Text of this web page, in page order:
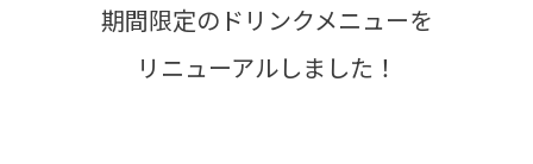
期間限定のドリンクメニューを
リニューアルしました！